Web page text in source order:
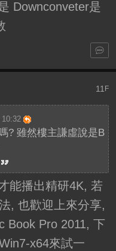
Downconveter是
11 F
? 雖然樓主謙虛說是B
能播出精研4K, 若
, 也歡迎上來分享,
Book Pro 2011, 下
x64來試一